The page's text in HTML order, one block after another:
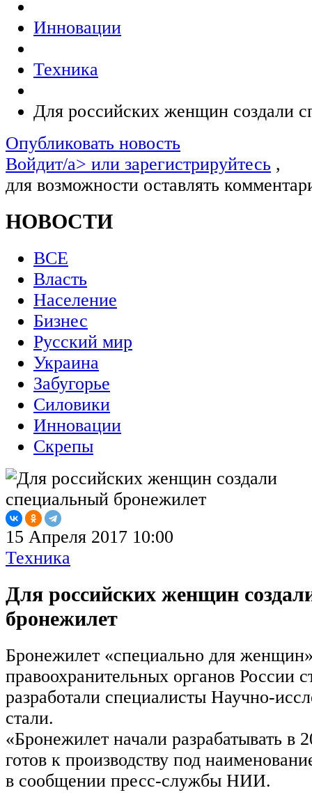
Инновации
Техника
Для российских женщин создали
Опубликовать новость
Войдит/a> или зарегистрируйтесь ,
для возможности оставлять
НОВОСТИ
ВСЕ
Власть
Население
Бизнес
Русский мир
Украина
Забугорье
Силовики
Инновации
Скрепы
15 Апреля 2017 10:00
Техника
Для российских женщин
бронежилет
Бронежилет «специально для
правоохранительных органов России
разработали специалисты Научно-
стали.
«Бронежилет начали разрабатывать в
готов к производству под
в сообщении пресс-службы НИИ.